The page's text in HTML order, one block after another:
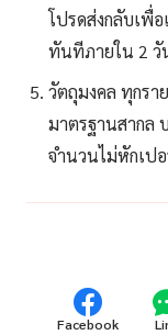
โปรดส่งกลับเพื่
ทันทีภายใน 2 วั
วัตถุมงคล ทุกรา
มาตรฐานสากล
จำนวนไม่หักเป
Facebook